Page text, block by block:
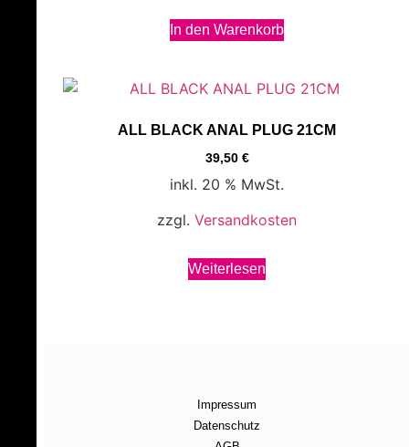
In den Warenkorb
ALL BLACK ANAL PLUG 21CM
39,50 €
inkl. 20 % MwSt.
zzgl.Versandkosten
Weiterlesen
Impressum
Datenschutz